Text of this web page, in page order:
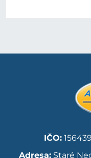
IČO:
Adresa:Staré